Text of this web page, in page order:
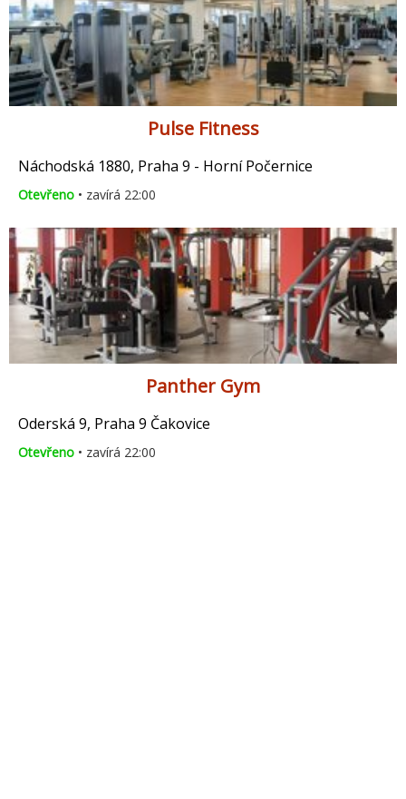
Pulse Fitness
Náchodská 1880, Praha 9 - Horní Počernice
Otevřeno • zavírá 22:00
Panther Gym
Oderská 9, Praha 9 Čakovice
Otevřeno • zavírá 22:00